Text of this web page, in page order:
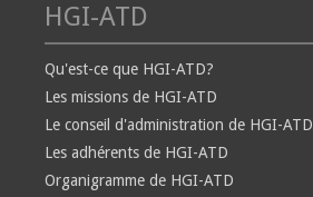
HGI-ATD
Qu'est-ce que HGI-ATD?
Les missions de HGI-ATD
Le conseil d'administration de HGI-ATD
Les adhérents de HGI-ATD
Organigramme de HGI-ATD